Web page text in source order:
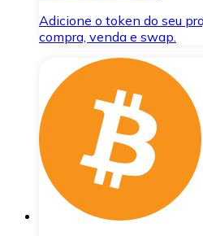
Adicione o token do seu
compra, venda e swap.